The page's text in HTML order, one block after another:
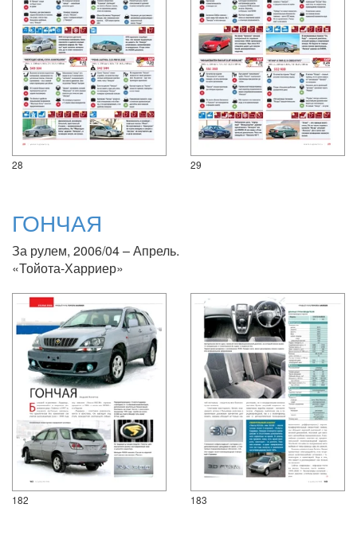
28 29
ГОНЧАЯ
За рулем, 2006/04 – Апрель.
«Тойота-Харриер»
182 183